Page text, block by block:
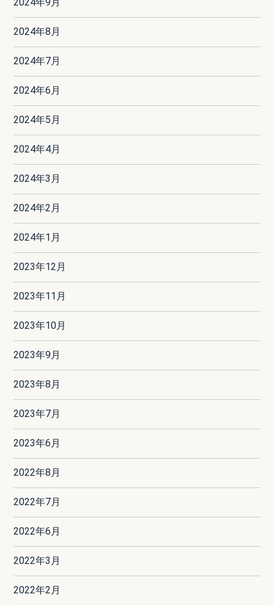
2024年8月
2024年7月
2024年6月
2024年5月
2024年4月
2024年3月
2024年2月
2024年1月
2023年12月
2023年11月
2023年10月
2023年9月
2023年8月
2023年7月
2023年6月
2022年8月
2022年7月
2022年6月
2022年3月
2022年2月